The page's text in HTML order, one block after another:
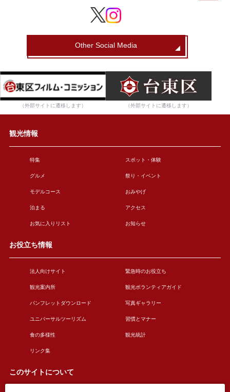
Other Social Media
（外部サイトに遷移します） （外部サイトに遷移します）
観光情報
特集 スポット・体験
グルメ 祭り・イベント
モデルコース おみやげ
泊まる アクセス
お気に入りリスト お知らせ
お役立ち情報
法人向けサイト 緊急時のお役立ち
観光案内所 観光ボランティアガイド
パンフレットダウンロード 写真ギャラリー
ユニバーサルツーリズム 習慣とマナー
食の多様性 観光統計
リンク集
このサイトについて